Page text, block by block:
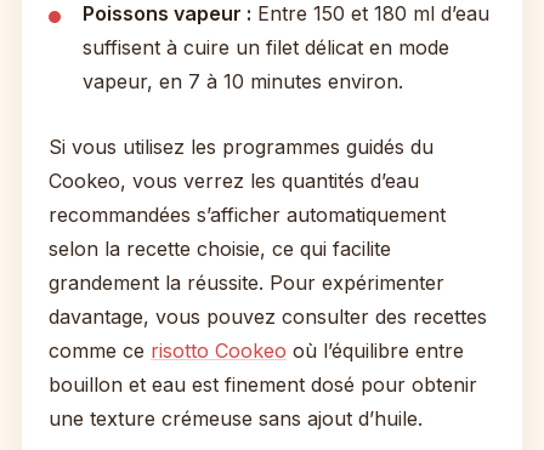
Poissons vapeur : Entre 150 et 180 ml d’eau
suffisent à cuire un filet délicat en mode
vapeur, en 7 à 10 minutes environ.
Si vous utilisez les programmes guidés du
Cookeo, vous verrez les quantités d’eau
recommandées s’afficher automatiquement
selon la recette choisie, ce qui facilite
grandement la réussite. Pour expérimenter
davantage, vous pouvez consulter des recettes
comme ce risotto Cookeo où l’équilibre entre
bouillon et eau est finement dosé pour obtenir
une texture crémeuse sans ajout d’huile.